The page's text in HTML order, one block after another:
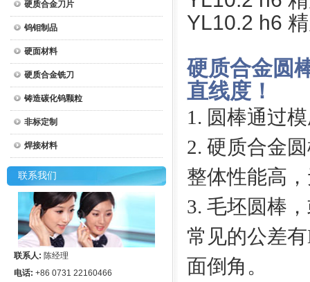
硬质合金刀片
钨钼制品
硬面材料
硬质合金铣刀
铸造碳化钨颗粒
非标定制
焊接材料
联系我们
联系人: 陈经理
电话: +86 0731 22160466
YL10.2 h6
硬质合金圆
直线度！
1 . 圆棒通过
2. 硬质合金
整体性能高
3. 毛坯圆棒
常见的公差
面倒角。